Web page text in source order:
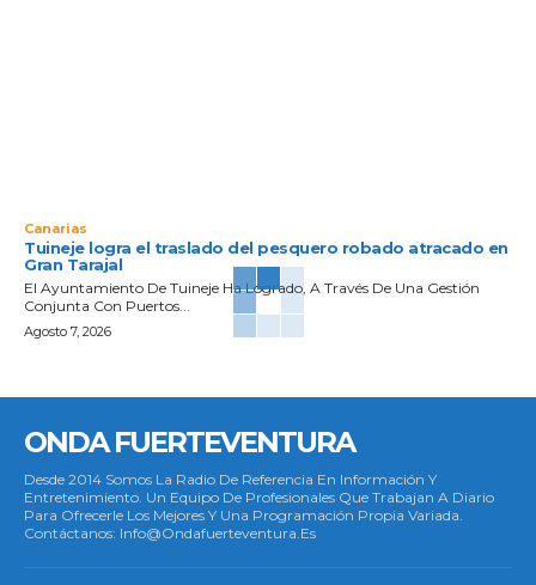
Canarias
Tuineje logra el traslado del pesquero robado atracado en
Gran Tarajal
El Ayuntamiento De Tuineje Ha Logrado, A Través De Una Gestión
Conjunta Con Puertos...
Agosto 7, 2026
ONDA FUERTEVENTURA
Desde 2014 Somos La Radio De Referencia En Información Y
Entretenimiento. Un Equipo De Profesionales Que Trabajan A Diario
Para Ofrecerle Los Mejores Y Una Programación Propia Variada.
Contáctanos: Info@ondafuerteventura.es